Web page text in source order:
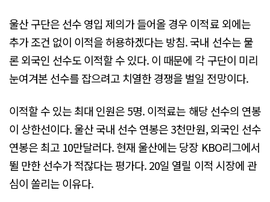
울산 구단은 선수 영입 제의가 들어올 경우 이적료 외에는
추가 조건 없이 이적을 허용하겠다는 방침. 국내 선수는 물
론 외국인 선수도 이적할 수 있다. 이 때문에 각 구단이 미리
눈여겨본 선수를 잡으려고 치열한 경쟁을 벌일 전망이다.
이적할 수 있는 최대 인원은 5명. 이적료는 해당 선수의 연봉
이 상한선이다. 울산 국내 선수 연봉은 3천만원, 외국인 선수
연봉은 최고 10만달러다. 현재 울산에는 당장 KBO리그에서
뛸 만한 선수가 적잖다는 평가다. 20일 열릴 이적 시장에 관
심이 쏠리는 이유다.